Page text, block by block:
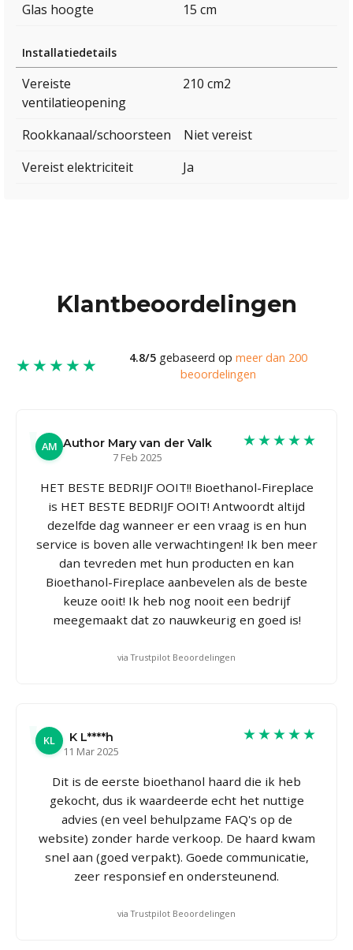
Glas hoogte
15 cm
Installatiedetails
Vereiste
ventilatieopening
210 cm2
Rookkanaal/schoorsteen
Niet vereist
Vereist elektriciteit
Ja
Klantbeoordelingen
★★★★★ 4.8/5gebaseerd op meer dan 200
beoordelingen
AM Author Mary van der Valk
7 Feb 2025
★★★★★
HET BESTE BEDRIJF OOIT!! Bioethanol-Fireplace
is HET BESTE BEDRIJF OOIT! Antwoordt altijd
dezelfde dag wanneer er een vraag is en hun
service is boven alle verwachtingen! Ik ben meer
dan tevreden met hun producten en kan
Bioethanol-Fireplace aanbevelen als de beste
keuze ooit! Ik heb nog nooit een bedrijf
meegemaakt dat zo nauwkeurig en goed is!
via Trustpilot Beoordelingen
KL
K L****h
11 Mar 2025
★★★★★
Dit is de eerste bioethanol haard die ik heb
gekocht, dus ik waardeerde echt het nuttige
advies (en veel behulpzame FAQ's op de
website) zonder harde verkoop. De haard kwam
snel aan (goed verpakt). Goede communicatie,
zeer responsief en ondersteunend.
via Trustpilot Beoordelingen